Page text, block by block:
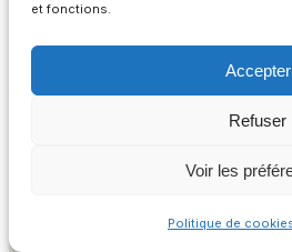
et fonctions.
Accepter
Refuser
Voir les
Politique de
la souplesse de
créativité et la
propositions
des particularités